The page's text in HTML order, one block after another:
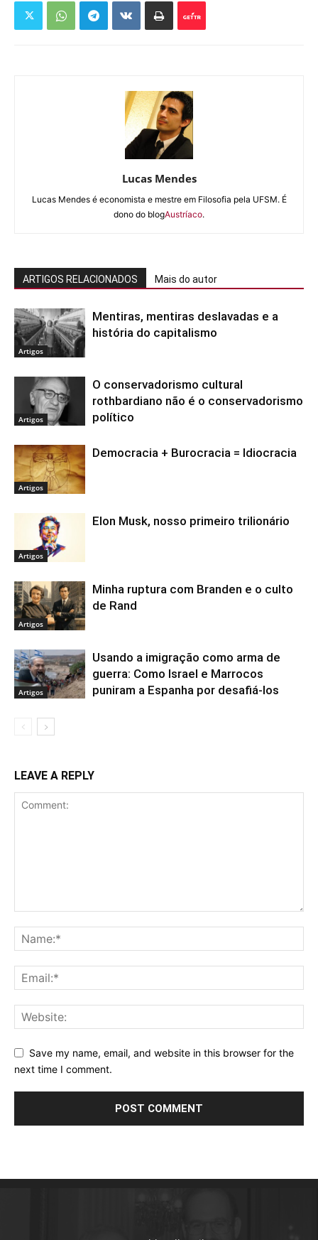
Lucas Mendes
Lucas Mendes é economista e mestre em Filosofia pela UFSM. É
dono do blogAustríaco.
ARTIGOS RELACIONADOS Mais do autor
Artigos
Mentiras, mentiras deslavadas e a
história do capitalismo
Artigos
O conservadorismo cultural
rothbardiano não é o conservadorismo
político
Artigos
Democracia + Burocracia = Idiocracia
Artigos
Elon Musk, nosso primeiro trilionário
Artigos
Minha ruptura com Branden e o culto
de Rand
Artigos
Usando a imigração como arma de
guerra: Como Israel e Marrocos
puniram a Espanha por desafiá-los
LEAVE A REPLY
Save my name, email, and website in this browser for the
next time I comment.